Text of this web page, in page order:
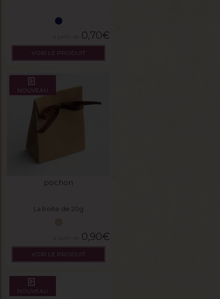
0,70€
VOIR LE PRODUIT
NOUVEAU
pochon
La boite de 20g
0,90€
VOIR LE PRODUIT
NOUVEAU